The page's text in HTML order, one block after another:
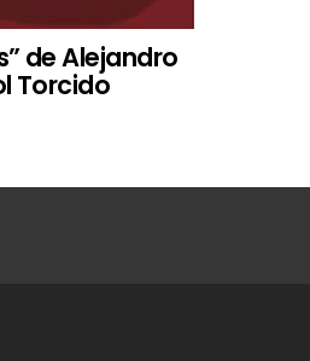
de Alejandro
Torcido